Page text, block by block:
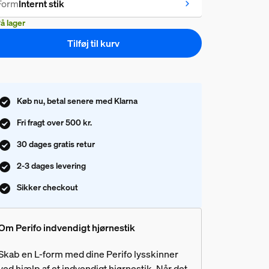
Internt stik
lager
Tilføj til kurv
Køb nu, betal senere med Klarna
Fri fragt over 500 kr.
30 dages gratis retur
2-3 dages levering
Sikker checkout
Perifo indvendigt hjørnestik
en L-form med dine Perifo lysskinner